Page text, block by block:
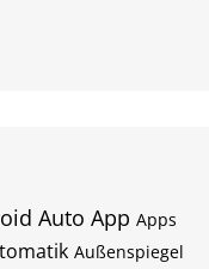
Auto App Apps
Außenspiegel